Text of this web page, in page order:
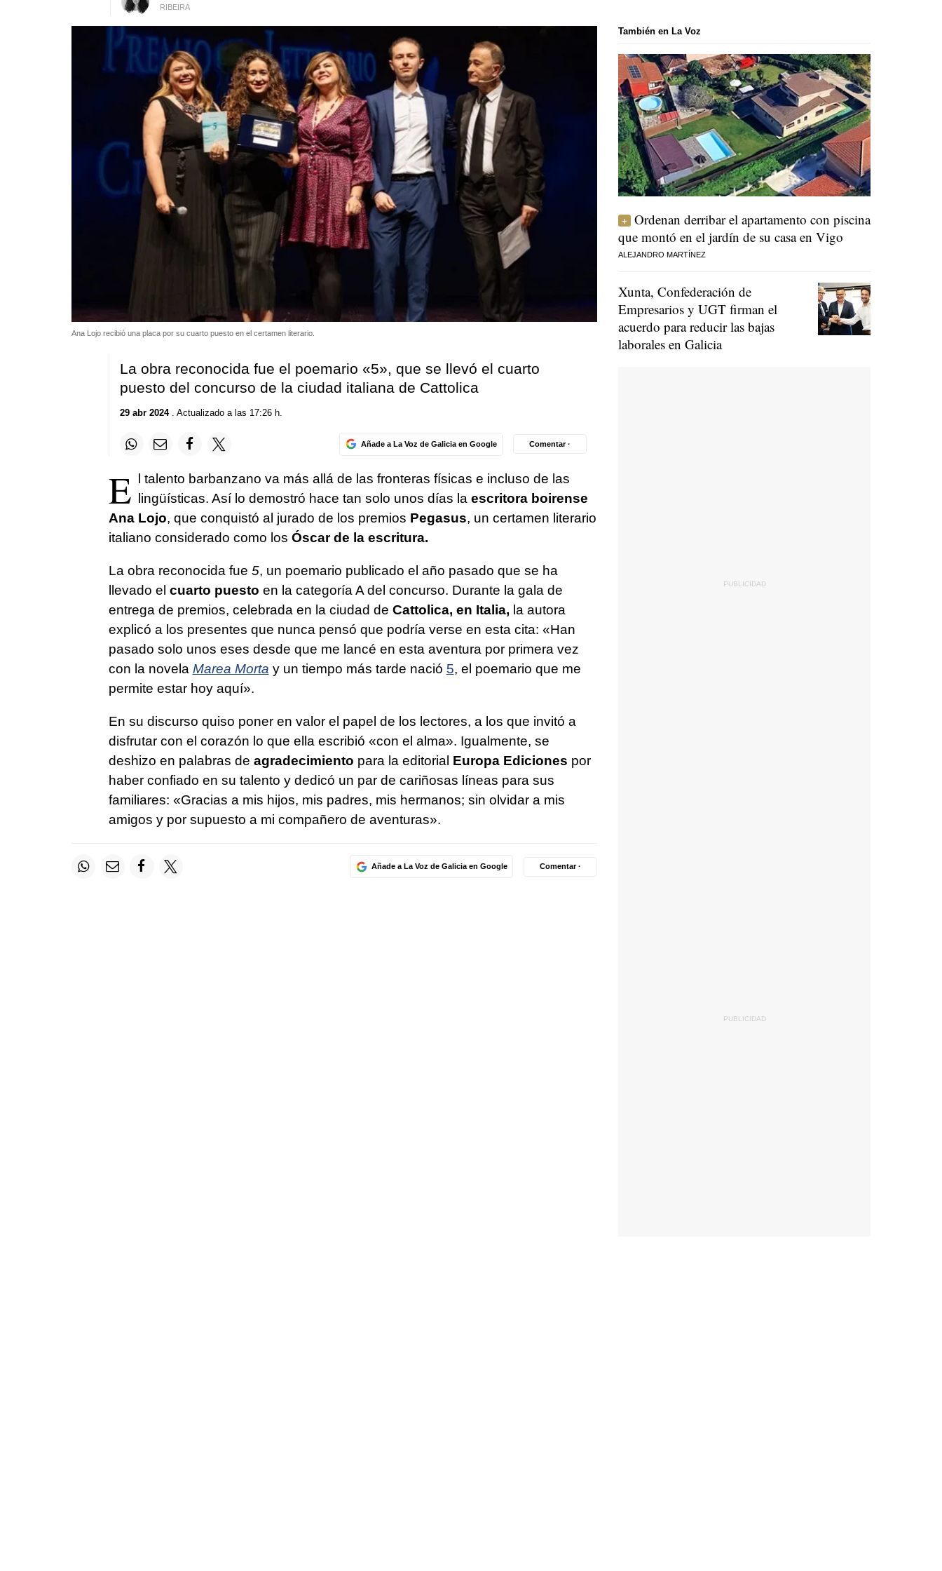
RIBEIRA
Ana Lojo recibió una placa por su cuarto puesto en el certamen literario.
La obra reconocida fue el poemario «5», que se llevó el cuarto
puesto del concurso de la ciudad italiana de Cattolica
29 abr 2024. Actualizado a las 17:26 h.
Añade a La Voz de Galicia en Google Comentar ·
E
l talento barbanzano va más allá de las fronteras físicas e incluso de las
lingüísticas. Así lo demostró hace tan solo unos días la escritora boirense
Ana Lojo, que conquistó al jurado de los premios Pegasus, un certamen literario
italiano considerado como los Óscar de la escritura.
La obra reconocida fue 5, un poemario publicado el año pasado que se ha
llevado el cuarto puesto en la categoría A del concurso. Durante la gala de
entrega de premios, celebrada en la ciudad de Cattolica, en Italia, la autora
explicó a los presentes que nunca pensó que podría verse en esta cita: «Han
pasado solo unos eses desde que me lancé en esta aventura por primera vez
con la novela Marea Morta y un tiempo más tarde nació 5, el poemario que me
permite estar hoy aquí».
En su discurso quiso poner en valor el papel de los lectores, a los que invitó a
disfrutar con el corazón lo que ella escribió «con el alma». Igualmente, se
deshizo en palabras de agradecimiento para la editorial Europa Ediciones por
haber confiado en su talento y dedicó un par de cariñosas líneas para sus
familiares: «Gracias a mis hijos, mis padres, mis hermanos; sin olvidar a mis
amigos y por supuesto a mi compañero de aventuras».
Añade a La Voz de Galicia en Google Comentar ·
También en La Voz
Ordenan derribar el apartamento con piscina
que montó en el jardín de su casa en Vigo
ALEJANDRO MARTÍNEZ
Xunta, Confederación de
Empresarios y UGT firman el
acuerdo para reducir las bajas
laborales en Galicia